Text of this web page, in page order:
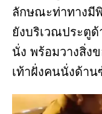
ลักษณะท่าทางมี
ยังบริเวณประตู
นั่ง พร้อมวางสิ่ง
เท้าฝั่งคนนั่งด้า